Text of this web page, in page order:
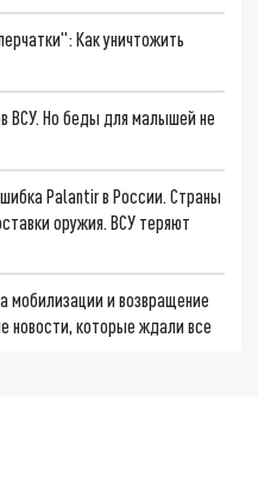
Как уничтожить
ВСУ. Но беды для малышей не
Palantir в России. Страны
оружия. ВСУ теряют
мобилизации и возвращение
новости, которые ждали все